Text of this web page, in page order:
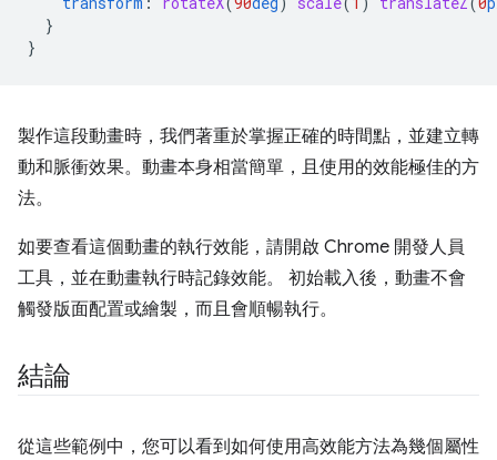
}
}
製作這段動畫時，我們著重於掌握正確的時間點，並建立轉
動和脈衝效果。動畫本身相當簡單，且使用的效能極佳的方
法。
如要查看這個動畫的執行效能，請開啟 Chrome 開發人員
工具，並在動畫執行時記錄效能。 初始載入後，動畫不會
觸發版面配置或繪製，而且會順暢執行。
結論
從這些範例中，您可以看到如何使用高效能方法為幾個屬性